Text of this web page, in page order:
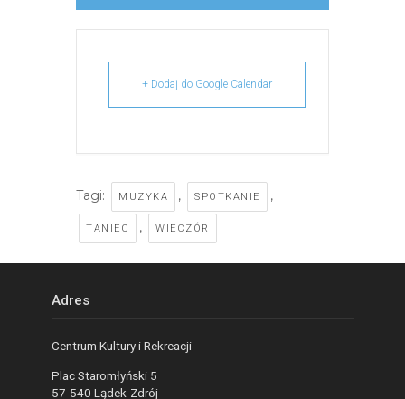
+ Dodaj do Google Calendar
Tagi: MUZYKA , SPOTKANIE ,
TANIEC , WIECZÓR
Adres
Centrum Kultury i Rekreacji
Plac Staromłyński 5
57-540 Lądek-Zdrój